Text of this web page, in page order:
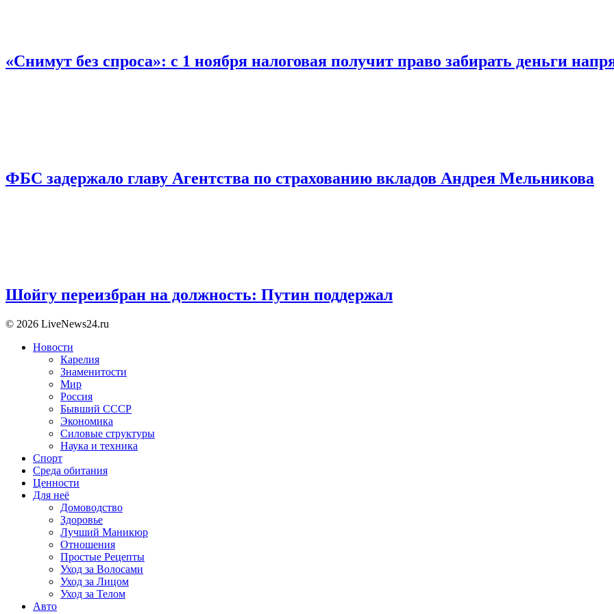
«Снимут без спроса»: с 1 ноября налоговая получит право забирать деньги
ФБС задержало главу Агентства по страхованию вкладов Андрея Мельникова
Шойгу переизбран на должность: Путин поддержал
© 2026 LiveNews24.ru
Новости
Карелия
Знаменитости
Мир
Россия
Бывший СССР
Экономика
Силовые структуры
Наука и техника
Спорт
Среда обитания
Ценности
Для неё
Домоводство
Здоровье
Лучший Маникюр
Отношения
Простые Рецепты
Уход за Волосами
Уход за Лицом
Уход за Телом
Авто